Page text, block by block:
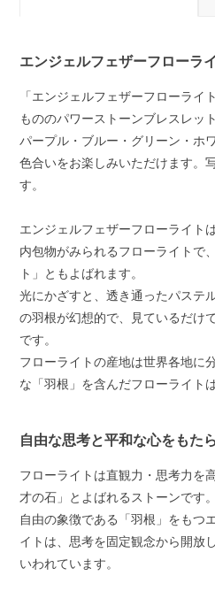
エンジェルフェザーフローラ
「エンジェルフェザーフローライ
もののパワーストーンブレスレッ
パープル・ブルー・グリーン・ホ
色合いをお楽しみいただけます。
す。
エンジェルフェザーフローライト
内包物がみられるフローライトで
ト」ともよばれます。
光にかざすと、透き通ったパステ
の羽根が幻想的で、見ているだけ
です。
フローライトの産地は世界各地に
な「羽根」を含んだフローライト
自由な思考と平和な心をもた
フローライトは直観力・思考力を
才の石」とよばれるストーンです。
自由の象徴である「羽根」をもつ
イトは、思考を固定観念から開放
いわれています。